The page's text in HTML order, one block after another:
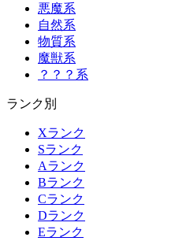
悪魔系
自然系
物質系
魔獣系
？？？系
ランク別
Xランク
Sランク
Aランク
Bランク
Cランク
Dランク
Eランク